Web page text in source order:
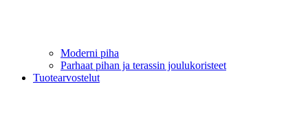
Moderni piha
Parhaat pihan ja terassin joulukoristeet
Tuotearvostelut